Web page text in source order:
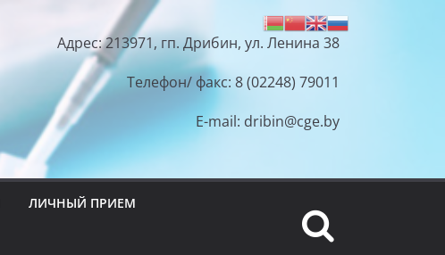
Адрес: 213971, гп. Дрибин, ул. Ленина 38
Телефон/ факс: 8 (02248) 79011
E-mail: dribin@cge.by
ЛИЧНЫЙ ПРИЕМ